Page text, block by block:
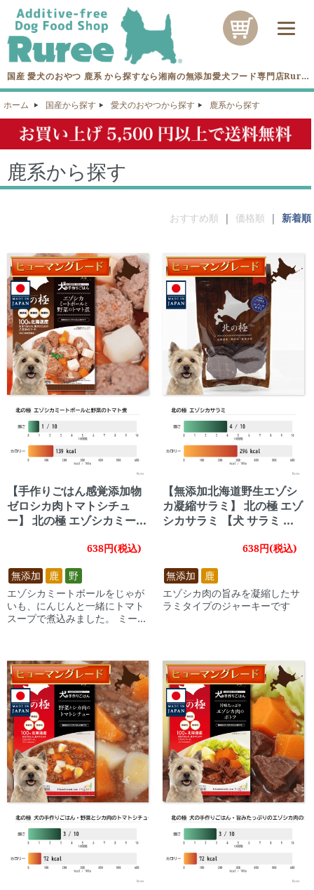
国産 愛犬のおやつ 鹿系 から探すなら湘南の無添加愛犬フード専門店Ruree
へ！
ホーム
国産から探す 愛犬のおやつから探す 鹿系から探す
鹿系から探す
おすすめ順 | 価格順 | 新着順
【手作りごはん感覚添加物
ゼロシカ肉トマトシチュ
ー】 北の極 エゾシカミート
【犬 手作りごはん エゾシカ
トマト ウェットフード】
638円(税込)
無添加 鹿
野
エゾシカミートボールをじゃが
いも、にんじんと一緒にトマト
スープで煮込みました。 ミート
【無添加北海道野生エゾシ
カ凝縮サラミ】 北の極 エゾ
シカサラミ 【犬 サラミ エ
638円(税込)
無添加
鹿
エゾシカ肉の旨みを凝縮したサ
ラミタイプのジャーキーです